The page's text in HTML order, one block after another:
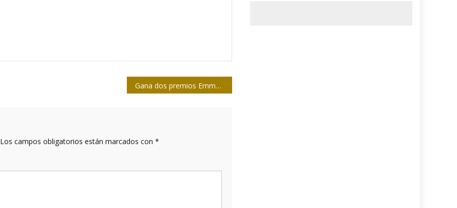
Gana dos premios Emmy documental español «El silencio de otros»
Los campos obligatorios están marcados con *